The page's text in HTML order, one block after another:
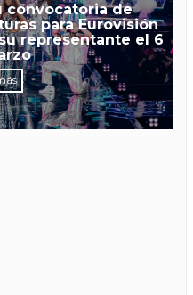
convocatoria de
para Eurovisión
representante el 6